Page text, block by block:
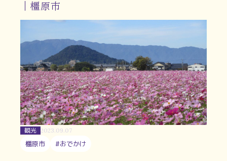
｜橿原市
観光 2023.09.07
橿原市 #おでかけ